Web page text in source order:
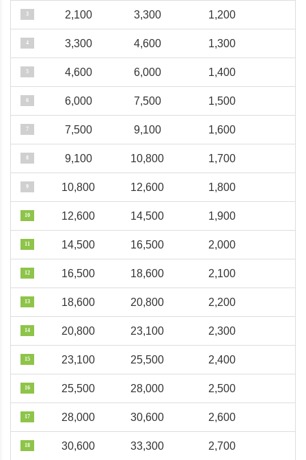
3 2,100 3,300 1,200
4 3,300 4,600 1,300
5 4,600 6,000 1,400
6 6,000 7,500 1,500
7 7,500 9,100 1,600
9,100 10,800 1,700
9 10,800 12,600 1,800
10 12,600 14,500 1,900
11 14,500 16,500 2,000
12 16,500 18,600 2,100
13 18,600 20,800 2,200
14 20,800 23,100 2,300
15 23,100 25,500 2,400
16 25,500 28,000 2,500
17 28,000 30,600 2,600
18 30,600 33,300 2,700